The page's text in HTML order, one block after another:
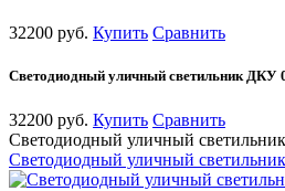
32200 руб. Купить Сравнить
Светодиодный уличный светильник ДКУ
32200 руб. Купить Сравнить
Светодиодный уличный
Светодиодный уличный